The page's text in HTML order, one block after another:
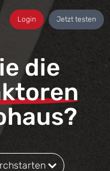
Login Jetzt testen
die